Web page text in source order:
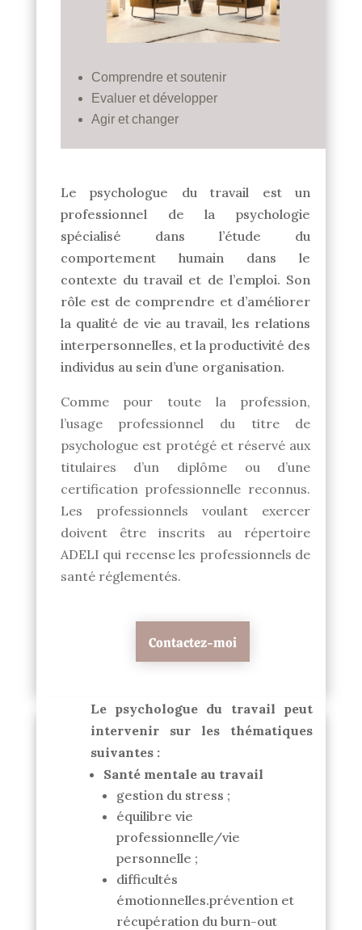
Comprendre et soutenir
Evaluer et développer
Agir et changer
Le psychologue du travail est un
professionnel de la psychologie
spécialisé dans l’étude du
comportement humain dans le
contexte du travail et de l’emploi. Son
rôle est de comprendre et d’améliorer
la qualité de vie au travail, les relations
interpersonnelles, et la productivité des
individus au sein d’une organisation.
Comme pour toute la profession,
l’usage professionnel du titre de
psychologue est protégé et réservé aux
titulaires d’un diplôme ou d’une
certification professionnelle reconnus.
Les professionnels voulant exercer
doivent être inscrits au répertoire
ADELI qui recense les professionnels de
santé réglementés.
Contactez-moi
Le psychologue du travail peut
intervenir sur les thématiques
suivantes :
Santé mentale au travail
gestion du stress ;
équilibre vie
professionnelle/vie
personnelle ;
difficultés
émotionnelles.prévention et
récupération du burn-out